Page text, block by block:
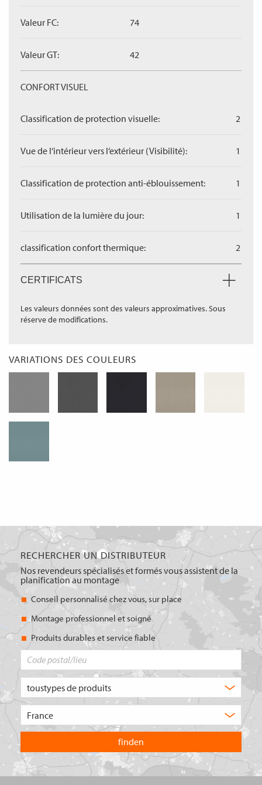
Valeur FC: 74
Valeur GT: 42
CONFORT VISUEL
Classification de protection visuelle: 2
Vue de l‘intérieur vers l‘extérieur (Visibilité): 1
Classification de protection anti-éblouissement: 1
Utilisation de la lumière du jour: 1
classification confort thermique: 2
CERTIFICATS
Les valeurs données sont des valeurs approximatives. Sous
réserve de modifications.
VARIATIONS DES COULEURS
RECHERCHER UN DISTRIBUTEUR
Nos revendeurs spécialisés et formés vous assistent de la
planification au montage
Conseil personnalisé chez vous, sur place
Montage professionnel et soigné
Produits durables et service fiable
de
recherchez-
vous
?
pays
dans
lequel
vous
souhaitez